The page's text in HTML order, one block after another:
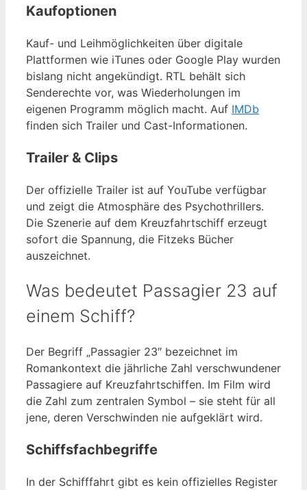
Kaufoptionen
Kauf- und Leihmöglichkeiten über digitale
Plattformen wie iTunes oder Google Play wurden
bislang nicht angekündigt. RTL behält sich
Senderechte vor, was Wiederholungen im
eigenen Programm möglich macht. Auf IMDb
finden sich Trailer und Cast-Informationen.
Trailer & Clips
Der offizielle Trailer ist auf YouTube verfügbar
und zeigt die Atmosphäre des Psychothrillers.
Die Szenerie auf dem Kreuzfahrtschiff erzeugt
sofort die Spannung, die Fitzeks Bücher
auszeichnet.
Was bedeutet Passagier 23 auf
einem Schiff?
Der Begriff „Passagier 23″ bezeichnet im
Romankontext die jährliche Zahl verschwundener
Passagiere auf Kreuzfahrtschiffen. Im Film wird
die Zahl zum zentralen Symbol – sie steht für all
jene, deren Verschwinden nie aufgeklärt wird.
Schiffsfachbegriffe
In der Schifffahrt gibt es kein offizielles Register